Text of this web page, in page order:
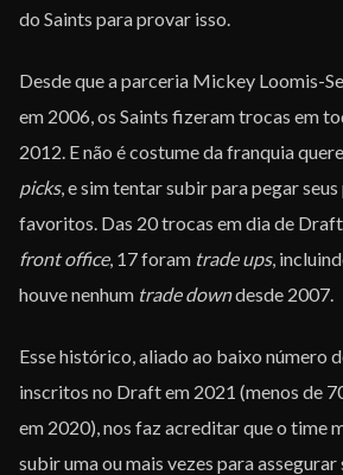
do Saints para provar isso.
Desde que a parceria Mickey Loomis-
em 2006, os Saints fizeram trocas em
2012. E não é costume da franquia
picks, e sim tentar subir para pegar
favoritos. Das 20 trocas em dia de
front office, 17 foram trade ups,
houve nenhum trade downdesde 2007.
Esse histórico, aliado ao baixo número
inscritos no Draft em 2021 (menos de
em 2020), nos faz acreditar que o time
subir uma ou mais vezes para assegurar